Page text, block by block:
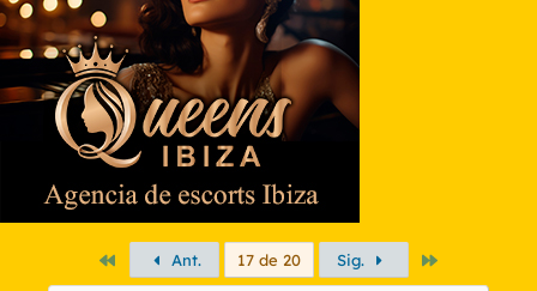
PrimeroAnt. 17 de 20 Sig.